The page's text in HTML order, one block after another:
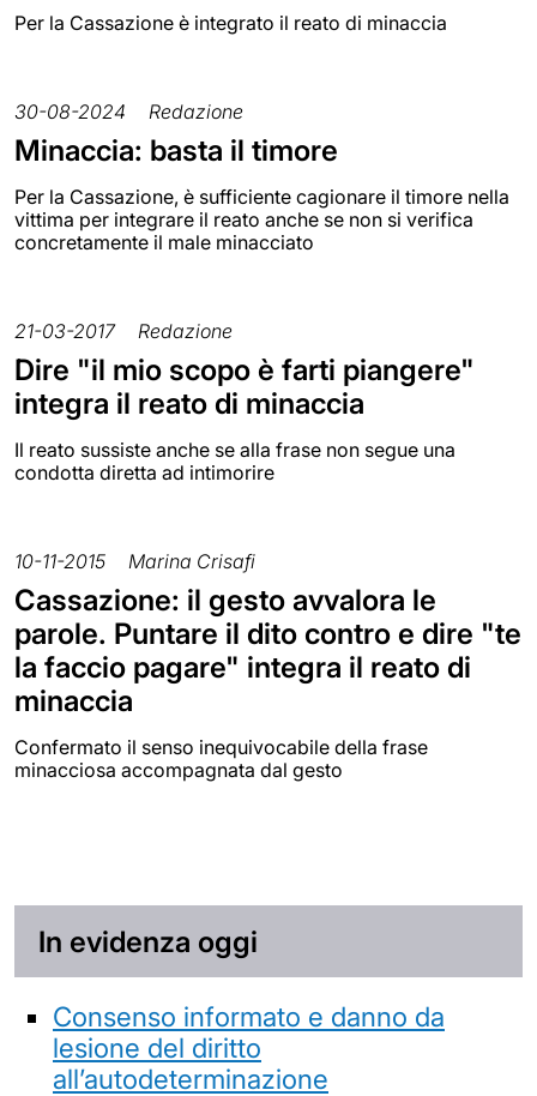
Per la Cassazione è integrato il reato di minaccia
30-08-2024 Redazione
Minaccia: basta il timore
Per la Cassazione, è sufficiente cagionare il timore nella
vittima per integrare il reato anche se non si verifica
concretamente il male minacciato
21-03-2017 Redazione
Dire "il mio scopo è farti piangere"
integra il reato di minaccia
Il reato sussiste anche se alla frase non segue una
condotta diretta ad intimorire
10-11-2015 Marina Crisafi
Cassazione: il gesto avvalora le
parole. Puntare il dito contro e dire "te
la faccio pagare" integra il reato di
minaccia
Confermato il senso inequivocabile della frase
minacciosa accompagnata dal gesto
In evidenza oggi
Consenso informato e danno da
lesione del diritto
all’autodeterminazione